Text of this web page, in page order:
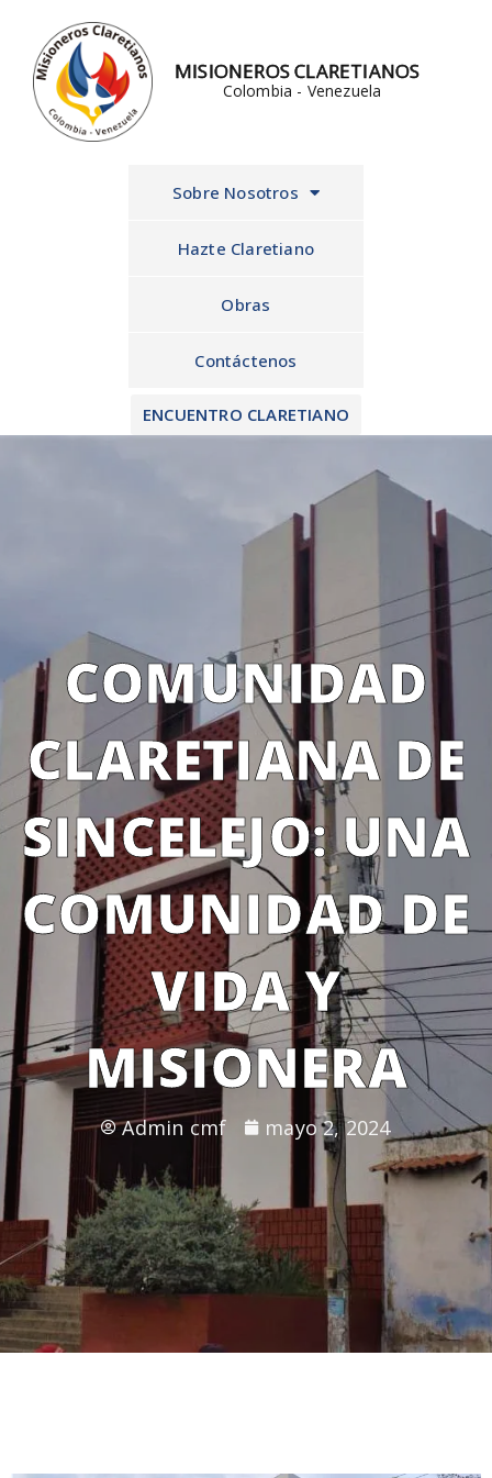
contenido
MISIONEROS CLARETIANOS
Colombia - Venezuela
Sobre Nosotros
Hazte Claretiano
Obras
Contáctenos
ENCUENTRO CLARETIANO
COMUNIDAD
CLARETIANA DE
SINCELEJO: UNA
COMUNIDAD DE
VIDA Y
MISIONERA
Admin cmf mayo 2, 2024